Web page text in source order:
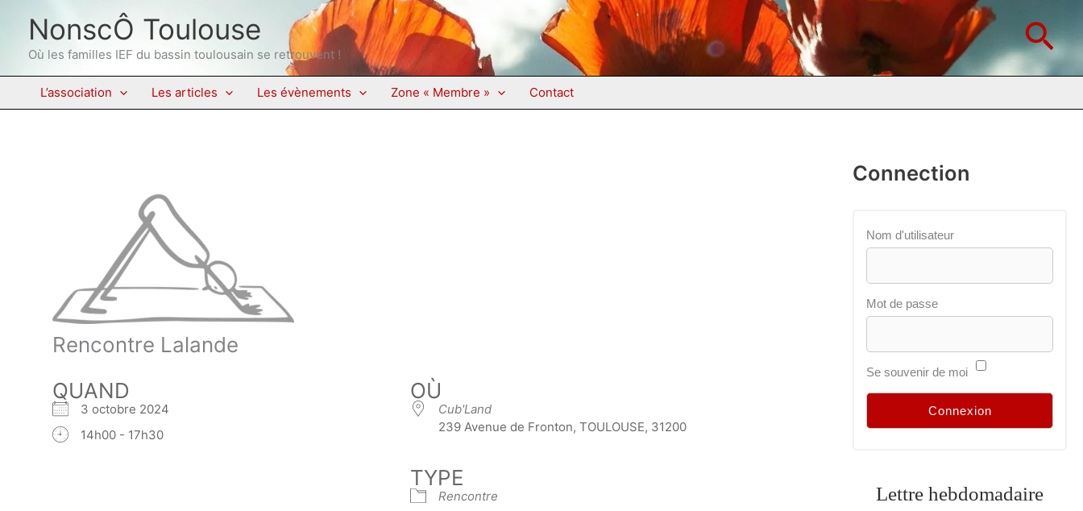
contenu
NonscÔ Toulouse
Où les familles IEF du bassin toulousain se retrouvent !
L’association Les articles Les évènements Zone « Membre » Contact
Rencontre Lalande
QUAND
3 octobre 2024
14h00 - 17h30
OÙ
Cub'Land
239 Avenue de Fronton, TOULOUSE, 31200
TYPE
Rencontre
Connection
Nom d'utilisateur
Mot de passe
Se souvenir de moi
Lettre hebdomadaire